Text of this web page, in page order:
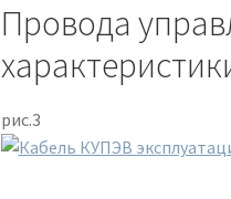
Провода
рис.3